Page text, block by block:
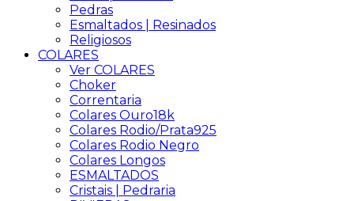
Pedras
Esmaltados | Resinados
Religiosos
COLARES
Ver COLARES
Choker
Correntaria
Colares Ouro18k
Colares Rodio/Prata925
Colares Rodio Negro
Colares Longos
ESMALTADOS
Cristais | Pedraria